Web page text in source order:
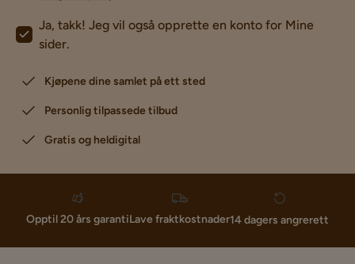
Ja, takk! Jeg vil også opprette en konto for Mine
sider.
Kjøpene dine samlet på ett sted
Personlig tilpassede tilbud
Gratis og heldigital
Opptil 20 års garantiLave fraktkostnader14 dagers angrerett